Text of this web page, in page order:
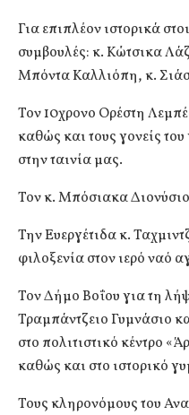
Για επιπλέον ιστορικά
συμβουλές: κ. Κώτσικα
Μπόντα Καλλιόπη, κ.
Τον 10χρονο Ορέστη
καθώς και τους γονείς
στην ταινία μας.
Τον κ. Μπόσιακα
Την Ευεργέτιδα κ.
φιλοξενία στον ιερό ναό
Τον Δήμο Βοΐου για τη
Τραμπάντζειο Γυμνάσιο
στο πολιτιστικό κέντρο
καθώς και στο ιστορικό
Τους κληρονόμους του